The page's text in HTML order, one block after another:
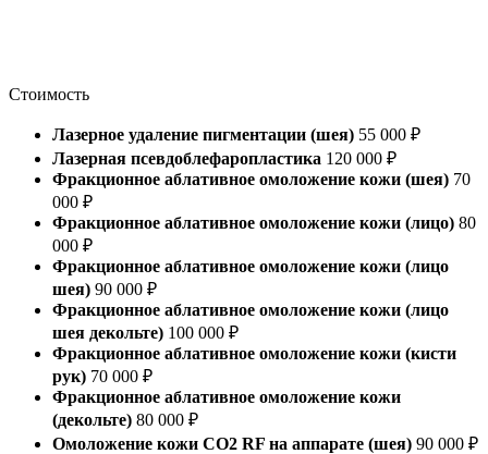
Стоимость
Лазерное удаление пигментации (шея) 55 000 ₽
Лазерная псевдоблефаропластика 120 000 ₽
Фракционное аблативное омоложение кожи (шея) 70
000 ₽
Фракционное аблативное омоложение кожи (лицо) 80
000 ₽
Фракционное аблативное омоложение кожи (лицо
шея) 90 000 ₽
Фракционное аблативное омоложение кожи (лицо
шея декольте) 100 000 ₽
Фракционное аблативное омоложение кожи (кисти
рук) 70 000 ₽
Фракционное аблативное омоложение кожи
(декольте) 80 000 ₽
Омоложение кожи CO2 RF на аппарате (шея) 90 000 ₽